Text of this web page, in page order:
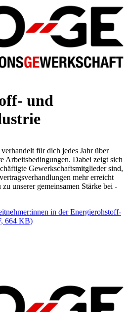
und
für dich jedes Jahr über
Arbeitsbedingungen. Dabei zeigt sich
Gewerkschaftsmitglieder sind,
mehr erreicht
unserer gemeinsamen Stärke bei -
in der Energierohstoff-
664 KB)